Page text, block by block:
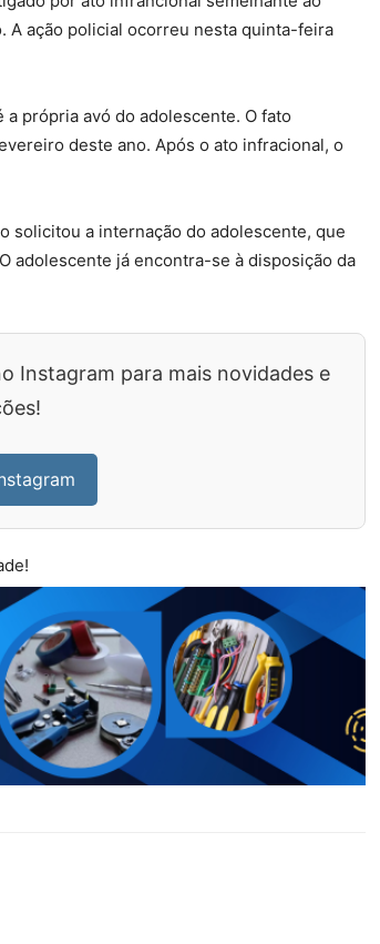
A ação policial ocorreu nesta quinta-feira
própria avó do adolescente. O fato
deste ano. Após o ato infracional, o
solicitou a internação do adolescente, que
adolescente já encontra-se à disposição da
Instagram para mais novidades e